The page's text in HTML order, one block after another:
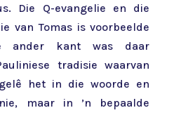
Die Q-evangelie en die
van Tomas is voorbeelde
ander kant was daar
tradisie waarvan
het in die woorde en
maar in ’n bepaalde